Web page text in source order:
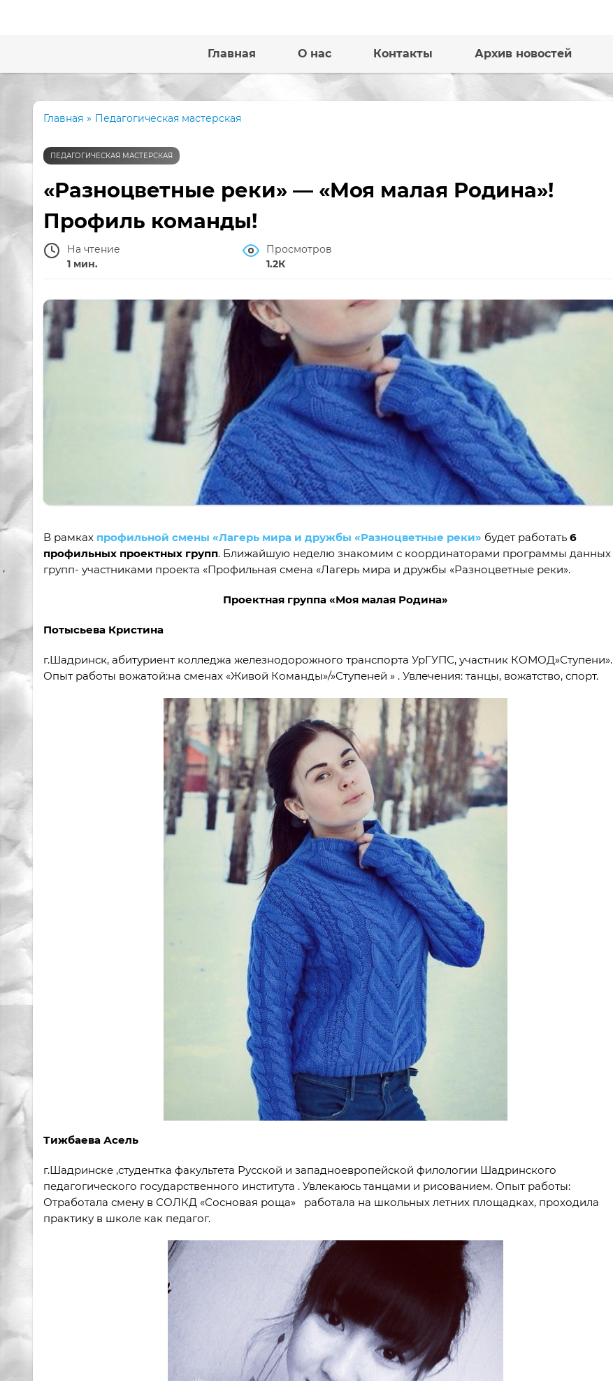
Главная О нас Контакты Архив новостей
Главная » Педагогическая мастерская
ПЕДАГОГИЧЕСКАЯ МАСТЕРСКАЯ
«Разноцветные реки» — «Моя малая Родина»!
Профиль команды!
На чтение
1 мин.
Просмотров
1.2К
В рамках профильной смены «Лагерь мира и дружбы «Разноцветные реки» будет работать 6
профильных проектных групп. Ближайшую неделю знакомим с координаторами программы данных
групп- участниками проекта «Профильная смена «Лагерь мира и дружбы «Разноцветные реки».
Проектная группа «Моя малая Родина»
Потысьева Кристина
г.Шадринск, абитуриент колледжа железнодорожного транспорта УрГУПС, участник КОМОД»Ступени».
Опыт работы вожатой:на сменах «Живой Команды»/»Ступеней » . Увлечения: танцы, вожатство, спорт.
Тижбаева Асель
г.Шадринске ,студентка факультета Русской и западноевропейской филологии Шадринского
педагогического государственного института . Увлекаюсь танцами и рисованием. Опыт работы:
Отработала смену в СОЛКД «Сосновая роща» работала на школьных летних площадках, проходила
практику в школе как педагог.